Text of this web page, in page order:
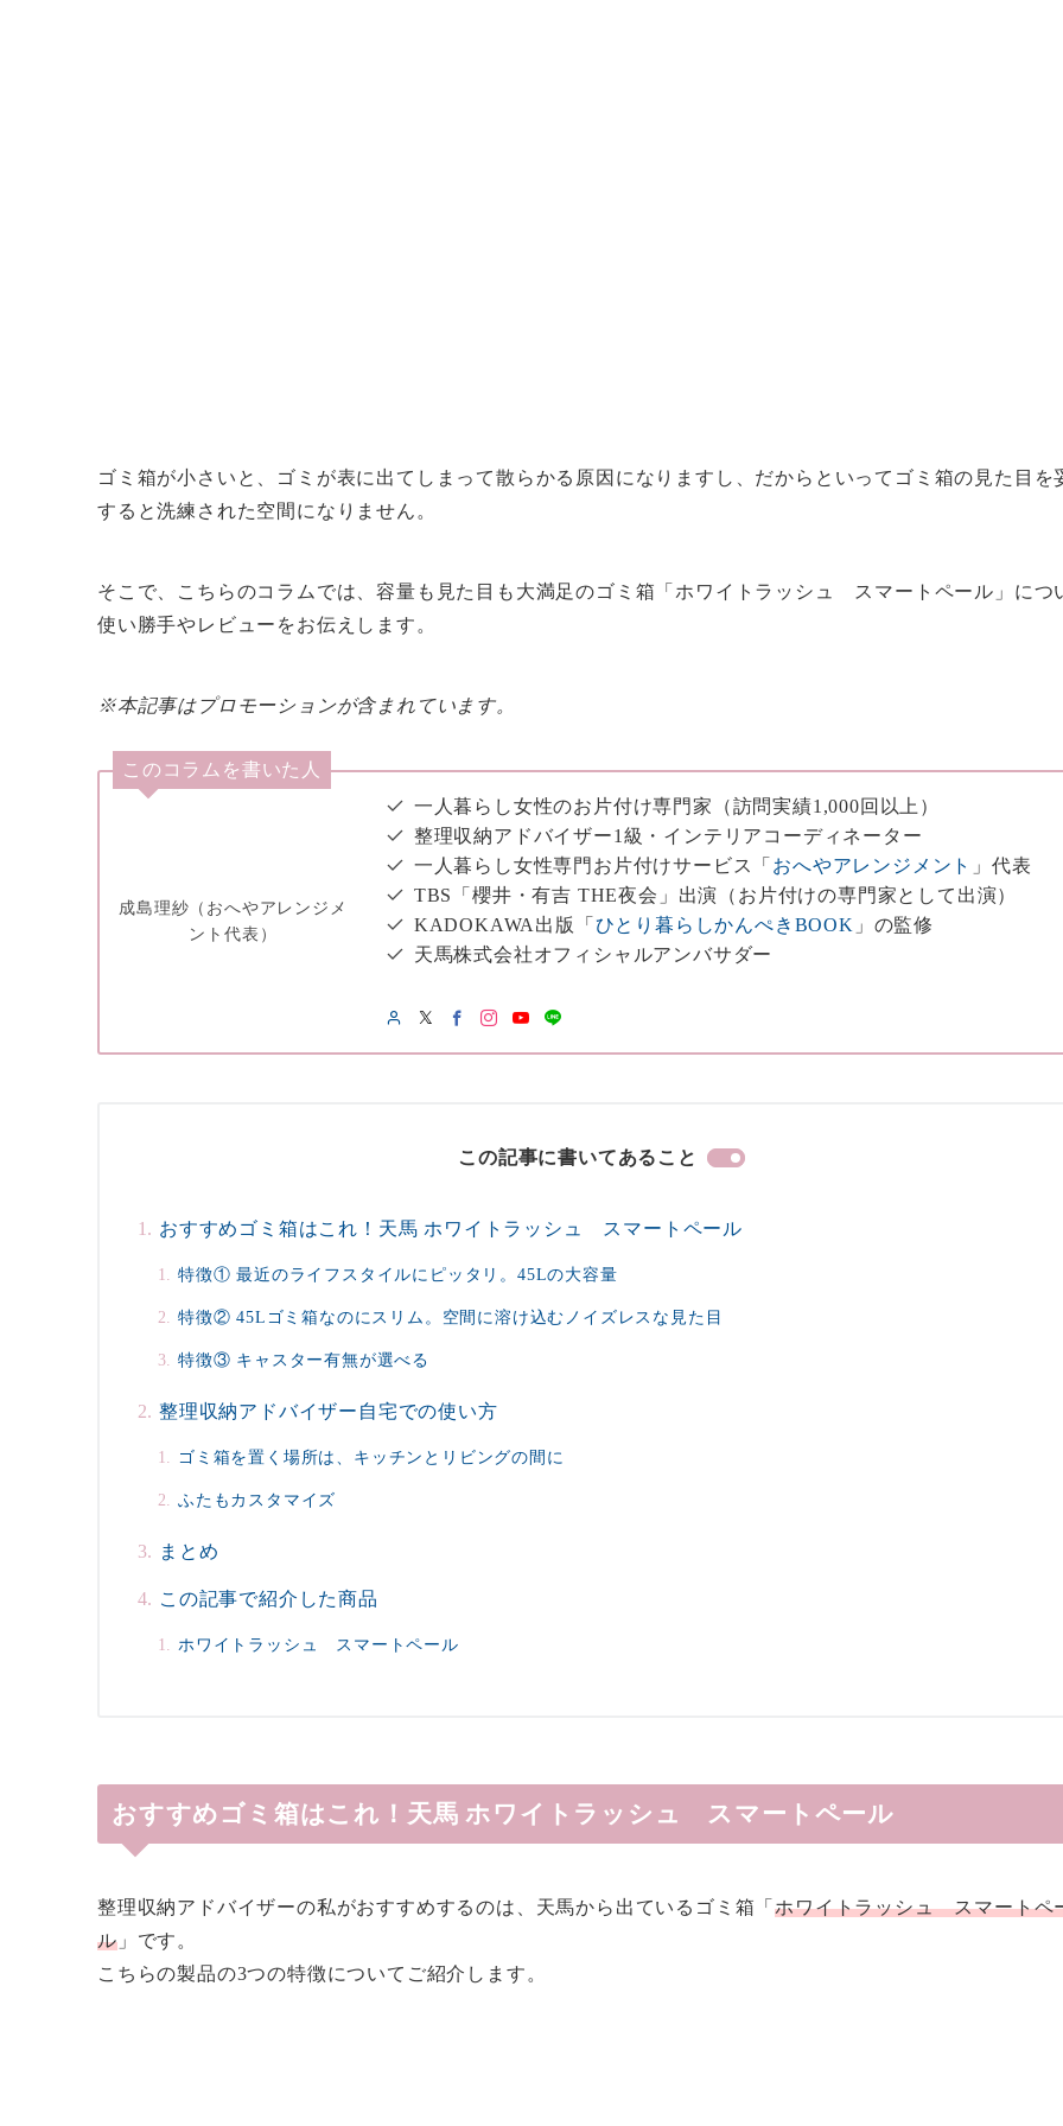
ゴミ箱が小さいと、ゴミが表に出てしまって散らかる原因になりますし、だからといってゴミ箱の見た目を
すると洗練された空間になりません。
そこで、こちらのコラムでは、容量も見た目も大満足のゴミ箱「ホワイトラッシュ スマートペール」につ
使い勝手やレビューをお伝えします。
※本記事はプロモーションが含まれています。
このコラムを書いた人
成島理紗（おへやアレンジメ
ント代表）
一人暮らし女性のお片付け専門家（訪問実績1,000回以上）
整理収納アドバイザー1級・インテリアコーディネーター
一人暮らし女性専門お片付けサービス「 おへやアレンジメント
」代表
TBS「櫻井・有吉 THE夜会」出演（お片付けの専門家として出演）
KADOKAWA出版「 ひとり暮らしかんぺきBOOK 」の監修
天馬株式会社オフィシャルアンバサダー
この記事に書いてあること
おすすめゴミ箱はこれ！天馬 ホワイトラッシュ スマートペール
特徴① 最近のライフスタイルにピッタリ。45Lの大容量
特徴② 45Lゴミ箱なのにスリム。空間に溶け込むノイズレスな見た目
特徴③ キャスター有無が選べる
整理収納アドバイザー自宅での使い方
ゴミ箱を置く場所は、キッチンとリビングの間に
ふたもカスタマイズ
まとめ
この記事で紹介した商品
ホワイトラッシュ スマートペール
おすすめゴミ箱はこれ！天馬 ホワイトラッシュ スマートペール
整理収納アドバイザーの私がおすすめするのは、天馬から出ているゴミ箱「ホワイトラッシュ スマートペ
ル」です。
こちらの製品の3つの特徴についてご紹介します。